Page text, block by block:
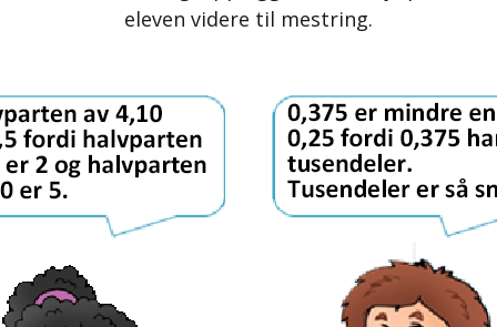
eleven videre til mestring.